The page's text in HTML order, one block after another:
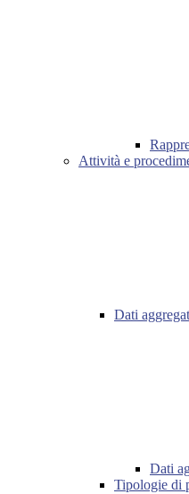
Attività e
Dati
Dati
Tipologie di